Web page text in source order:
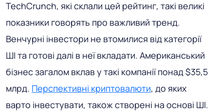
TechCrunch, які склали цей рейтинг, такі великі
показники говорять про важливий тренд.
Венчурні інвестори не втомилися від категорії
ШІ та готові далі в неї вкладати. Американський
бізнес загалом вклав у такі компанії понад $35,5
млрд. Перспективні криптовалюти, до яких
варто інвестувати, також створені на основі ШІ.